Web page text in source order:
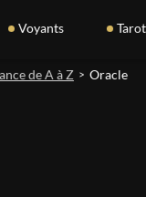
Voyants
de A à Z > Oracle